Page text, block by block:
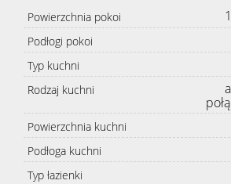
Powierzchnia pokoi
Podłogi pokoi
Typ kuchni
Rodzaj kuchni
Powierzchnia kuchni
Podłoga kuchni
Typ łazienki